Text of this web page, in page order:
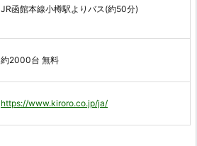
JR函館本線小樽駅よりバス(約50分)
約2000台 無料
https://www.kiroro.co.jp/ja/